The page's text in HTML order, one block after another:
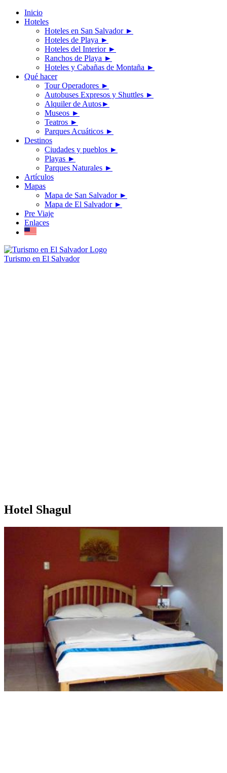
Inicio
Hoteles
Hoteles en San Salvador ►
Hoteles de Playa ►
Hoteles del Interior ►
Ranchos de Playa ►
Hoteles y Cabañas de Montaña ►
Qué hacer
Tour Operadores ►
Autobuses Expresos y Shuttles ►
Alquiler de Autos►
Museos ►
Teatros ►
Parques Acuáticos ►
Destinos
Ciudades y pueblos ►
Playas ►
Parques Naturales ►
Artículos
Mapas
Mapa de San Salvador ►
Mapa de El Salvador ►
Pre Viaje
Enlaces
Turismo en El Salvador
Hotel Shagul